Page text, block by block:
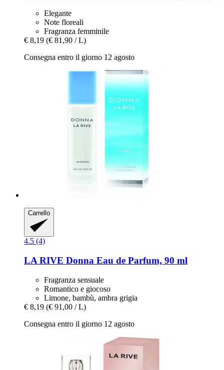
Elegante
Note floreali
Fragranza femminile
€ 8,19 (€ 81,90 / L)
Consegna entro il giorno 12 agosto
Carrello
4.5 (4)
LA RIVE Donna Eau de Parfum, 90 ml
Fragranza sensuale
Romantico e giocoso
Limone, bambù, ambra grigia
€ 8,19 (€ 91,00 / L)
Consegna entro il giorno 12 agosto